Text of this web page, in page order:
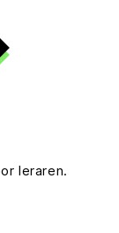
leraren.